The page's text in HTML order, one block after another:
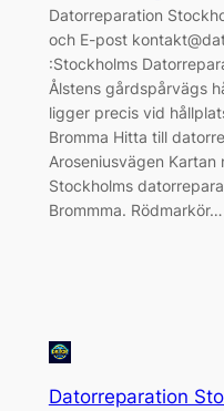
Datorreparation
och E-post
:Stockholms
Ålstens gårdspårvägs
ligger precis vid
Bromma Hitta till
Aroseniusvägen
Stockholms
Brommma. Rödmarkör…
Datorreparation